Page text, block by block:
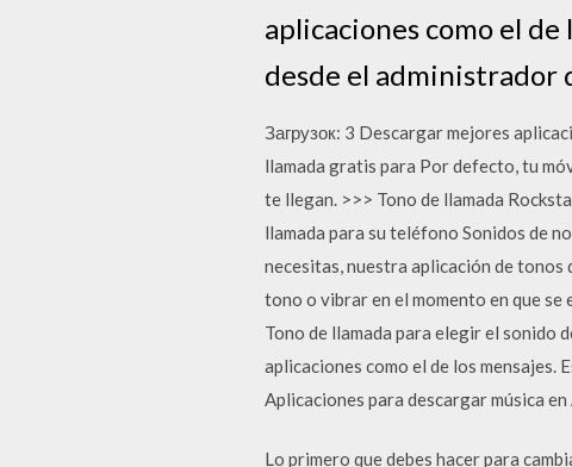
aplicaciones como el de
desde el administrador
Загрузок: 3 Descargar mejores
llamada gratis para Por defecto, tu
te llegan. >>> Tono de llamada
llamada para su teléfono Sonidos de
necesitas, nuestra aplicación de tonos
tono o vibrar en el momento en que
Tono de llamada para elegir el sonido
aplicaciones como el de los mensajes.
Aplicaciones para descargar música
Lo primero que debes hacer para